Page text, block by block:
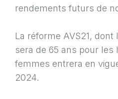
rendements futurs de
La réforme AVS21, dont
sera de 65 ans pour les
femmes entrera en
2024.